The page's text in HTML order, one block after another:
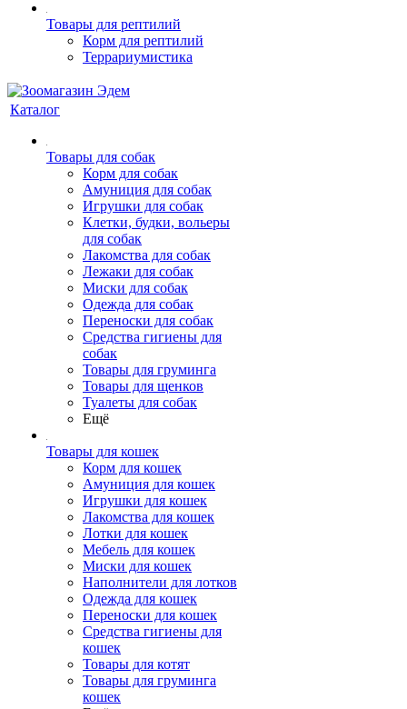
Товары для рептилий
Корм для рептилий
Террариумистика
Каталог
Товары для собак
Корм для собак
Амуниция для собак
Игрушки для собак
Клетки, будки, вольеры
для собак
Лакомства для собак
Лежаки для собак
Миски для собак
Одежда для собак
Переноски для собак
Средства гигиены для
собак
Товары для груминга
Товары для щенков
Туалеты для собак
Ещё
Товары для кошек
Корм для кошек
Амуниция для кошек
Игрушки для кошек
Лакомства для кошек
Лотки для кошек
Мебель для кошек
Миски для кошек
Наполнители для лотков
Одежда для кошек
Переноски для кошек
Средства гигиены для
кошек
Товары для котят
Товары для груминга
кошек